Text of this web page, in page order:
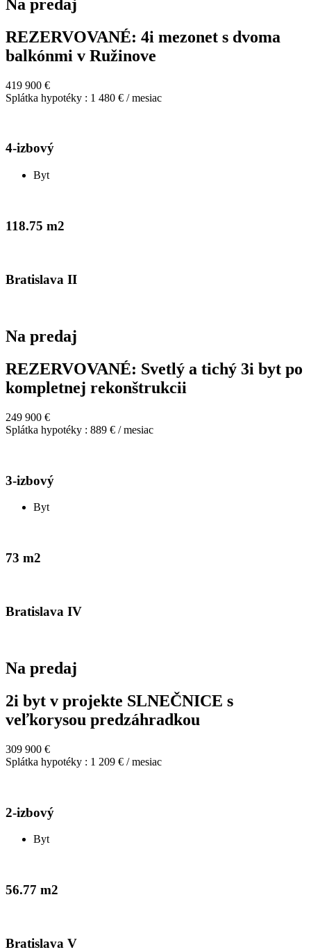
Na predaj
REZERVOVANÉ: 4i mezonet s dvoma
balkónmi v Ružinove
419 900 €
Splátka hypotéky : 1 480 € / mesiac
4-izbový
Byt
118.75 m2
Bratislava II
Na predaj
REZERVOVANÉ: Svetlý a tichý 3i byt po
kompletnej rekonštrukcii
249 900 €
Splátka hypotéky : 889 € / mesiac
3-izbový
Byt
73 m2
Bratislava IV
Na predaj
2i byt v projekte SLNEČNICE s
veľkorysou predzáhradkou
309 900 €
Splátka hypotéky : 1 209 € / mesiac
2-izbový
Byt
56.77 m2
Bratislava V